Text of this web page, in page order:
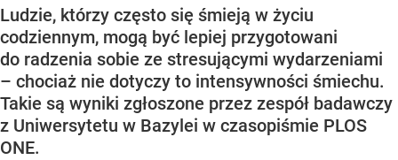
Ludzie, którzy często się śmieją w życiu
codziennym, mogą być lepiej przygotowani
do radzenia sobie ze stresującymi wydarzeniami
– chociaż nie dotyczy to intensywności śmiechu.
Takie są wyniki zgłoszone przez zespół badawczy
z Uniwersytetu w Bazylei w czasopiśmie PLOS
ONE.